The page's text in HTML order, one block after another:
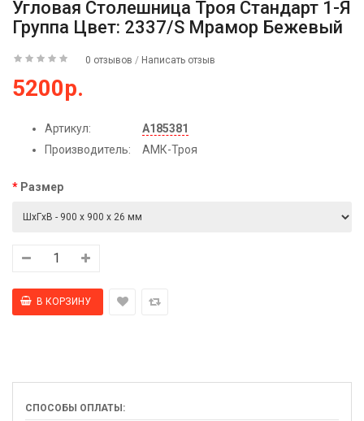
Угловая Столешница Троя Стандарт 1-Я
Группа Цвет: 2337/S Мрамор Бежевый
0 отзывов / Написать отзыв
5200р.
Артикул:
А185381
Производитель:
АМК-Троя
Размер
СПОСОБЫ ОПЛАТЫ: